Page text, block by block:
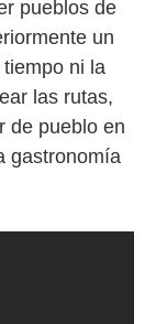
pueblos de
un
ni la
las rutas,
de pueblo en
gastronomía